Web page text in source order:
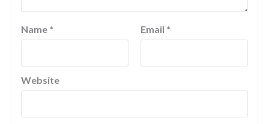
Name * Email *
Website